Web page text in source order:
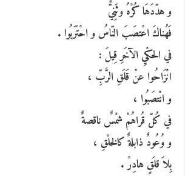
و هدّدَهَا كُرْهُ وثَنِيٌّ
فَهُناكَ اعْتصَبَ النّاسُ و احْتَرَبُوا .
في الحكْيِ الآخَرِ قِيلَ :
انْزَاحُوا عنْ قَلَقِ الرَّبِّ ،
و انْتصَبُوا ،
في كُلّ قُراهُمْ شمْسٌ ناقصةٌ
و وُعُودٌ ذابلةٌ كالخلْقِ ،
بِلاَ قلَقٍ هادِرْ .